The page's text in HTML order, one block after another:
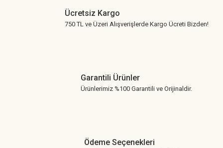
Ücretsiz Kargo
750 TL ve Üzeri Alışverişlerde Kargo Ücreti Bizden!
Garantili Ürünler
Ürünlerimiz %100 Garantili ve Orijinaldir.
Ödeme Seçenekleri